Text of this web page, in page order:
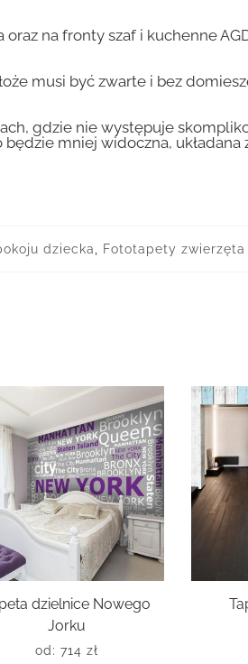
oraz na fronty szaf i kuchenne
musi być zwarte i bez
gdzie nie występuje
mniej widoczna, układana
dziecka, Fototapety zwierzęta
dzielnice Nowego
Jorku
od: 714 zł